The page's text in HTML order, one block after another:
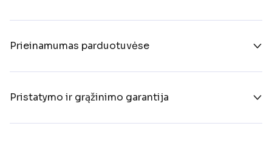
Prieinamumas parduotuvėse
Pristatymo ir grąžinimo garantija